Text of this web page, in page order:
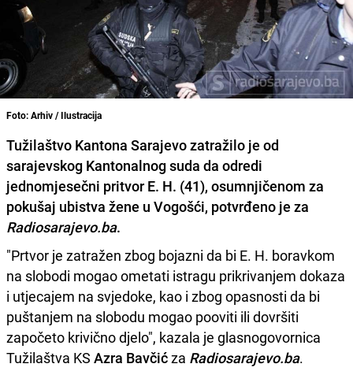
Foto: Arhiv / Ilustracija
Tužilaštvo Kantona Sarajevozatražilo je od
sarajevskog Kantonalnog suda da odredi
jednomjesečni pritvor E. H. (41), osumnjičenom za
pokušaj ubistva žene u Vogošći, potvrđeno je za
Radiosarajevo.ba.
"Prtvor je zatražen zbog bojazni da bi E. H. boravkom
na slobodi mogao ometati istragu prikrivanjem dokaza
i utjecajem na svjedoke, kao i zbog opasnosti da bi
puštanjem na slobodu mogao pooviti ili dovršiti
započeto krivično djelo", kazala je glasnogovornica
Tužilaštva KS Azra Bavčićza Radiosarajevo.ba.